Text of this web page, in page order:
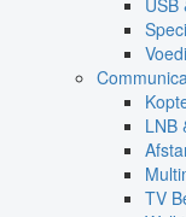
USB
LNB
TV